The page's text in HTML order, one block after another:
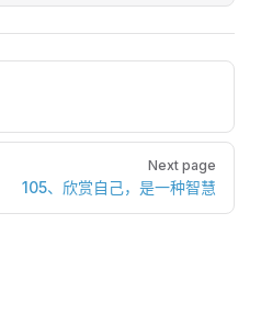
Next page
105、欣赏自己，是一种智慧